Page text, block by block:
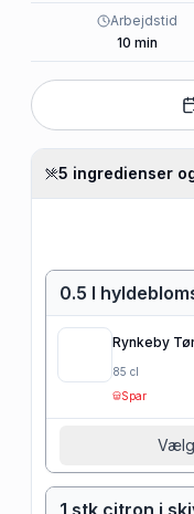
Arbejdstid
10 min
5 ingredienser
0.5 l
Rynkeby
85 cl
Spar
1 stk citron i